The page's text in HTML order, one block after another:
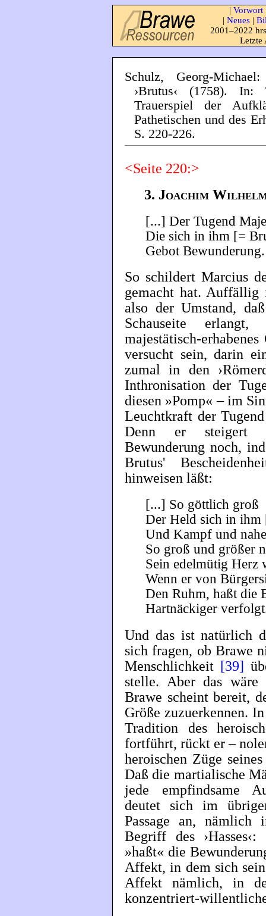
| Vorwort
| Neues |
2001–2022
Letzte
Schulz, Georg-
›Brutus‹ (1758).
Trauerspiel der
Pathetischen und des
S. 220-226.
<Seite 220:>
3. Joachim
[...] Der Tugend
Die sich in ihm [=
Gebot
So schildert Marcius
gemacht hat. Auffällig
also der Umstand,
Schauseite
majestätisch-
versucht sein, darin
zumal in den
Inthronisation der
diesen »Pomp« – im
Leuchtkraft der
Denn er steigert
Bewunderung noch,
Brutus'
hinweisen läßt:
[...] So göttlich groß
Der Held sich in
Und Kampf und
So groß und größer
Sein edelmütig Herz
Wenn er von
Den Ruhm, haßt die
Hartnäckiger
Und das ist natürlich
sich fragen, ob Brawe
Menschlichkeit [39]
stelle. Aber das wäre
Brawe scheint bereit,
Größe zuzuerkennen.
Tradition des
fortführt, rückt er –
heroischen Züge
Daß die martialische
jede empfindsame
deutet sich im
Passage an, nämlich
Begriff des
»haßt« die
Affekt, in dem sich
Affekt nämlich, in
konzentriert-